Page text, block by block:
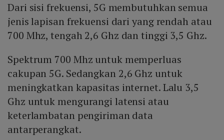
Dari sisi frekuensi, 5G membutuhkan semua
jenis lapisan frekuensi dari yang rendah atau
700 Mhz, tengah 2,6 Ghz dan tinggi 3,5 Ghz.
Spektrum 700 Mhz untuk memperluas
cakupan 5G. Sedangkan 2,6 Ghz untuk
meningkatkan kapasitas internet. Lalu 3,5
Ghz untuk mengurangi latensi atau
keterlambatan pengiriman data
antarperangkat.